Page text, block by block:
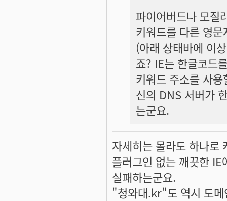
파이어버드나 모질
키워드를 다른 영
(아래 상태바에 이
죠? IE는 한글코드
키워드 주소를 사
신의 DNS 서버가
는군요.
자세히는 몰라도 하나로
플러그인 없는 깨끗한
실패하는군요.
"청와대.kr"도 역시 도메